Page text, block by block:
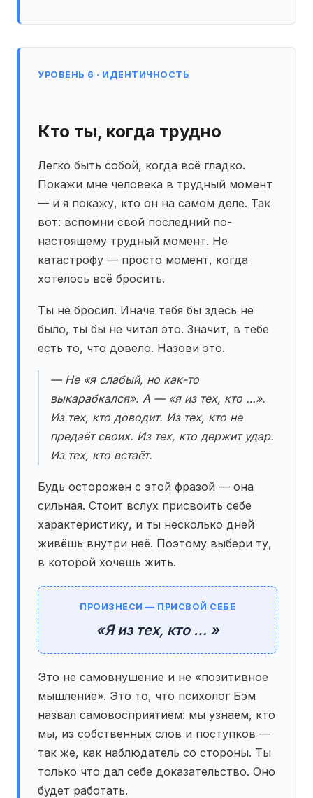
УРОВЕНЬ 6 · ИДЕНТИЧНОСТЬ
Кто ты, когда трудно
Легко быть собой, когда всё гладко.
Покажи мне человека в трудный момент
— и я покажу, кто он на самом деле. Так
вот: вспомни свой последний по-
настоящему трудный момент. Не
катастрофу — просто момент, когда
хотелось всё бросить.
Ты не бросил. Иначе тебя бы здесь не
было, ты бы не читал это. Значит, в тебе
есть то, что довело. Назови это.
— Не «я слабый, но как-то
выкарабкался». А — «я из тех, кто …».
Из тех, кто доводит. Из тех, кто не
предаёт своих. Из тех, кто держит удар.
Из тех, кто встаёт.
Будь осторожен с этой фразой — она
сильная. Стоит вслух присвоить себе
характеристику, и ты несколько дней
живёшь внутри неё. Поэтому выбери ту,
в которой хочешь жить.
ПРОИЗНЕСИ — ПРИСВОЙ СЕБЕ
«Я из тех, кто … »
Это не самовнушение и не «позитивное
мышление». Это то, что психолог Бэм
назвал самовосприятием: мы узнаём, кто
мы, из собственных слов и поступков —
так же, как наблюдатель со стороны. Ты
только что дал себе доказательство. Оно
будет работать.